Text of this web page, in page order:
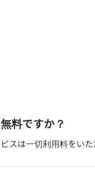
料ですか？
スは一切利用料をい